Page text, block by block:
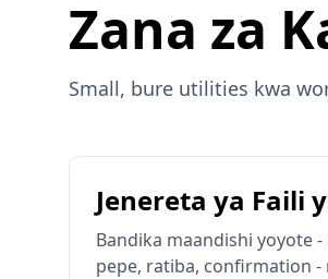
Zana za
Small, bure utilities kwa
Jenereta ya Faili
Bandika maandishi yoyote -
pepe, ratiba, confirmation -